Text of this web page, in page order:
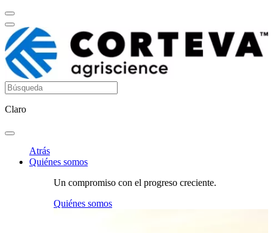
Claro
Atrás
Quiénes somos
Un compromiso con el progreso creciente.
Quiénes somos